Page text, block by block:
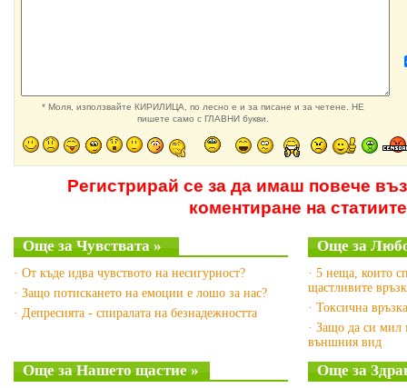
* Моля, използвайте КИРИЛИЦА, по лесно е и за писане и за четене. НЕ
пишете само с ГЛАВНИ букви.
Регистрирай се за да имаш повече
коментиране на статиите
Още за Чувствата »
· От къде идва чувството на несигурност?
· Защо потискането на емоции е лошо за нас?
· Депресията - спиралата на безнадежността
Още за
· 5 неща, които
щастливите
· Токсична
· Защо да си мил
външния вид
Още за Нашето щастие » Още за